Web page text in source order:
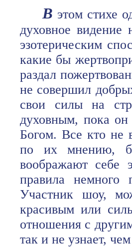
В этом стихе
духовное видение
эзотерическим
какие бы
раздал
не совершил
свои силы на
духовным, пока он
Богом. Все кто не
по их мнению,
воображают
правила
Участник шоу,
красивым или
отношения с
так и не узнает,